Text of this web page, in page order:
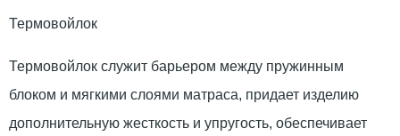
Термовойлок
Термовойлок служит барьером между пружинным
блоком и мягкими слоями матраса, придает изделию
дополнительную жесткость и упругость, обеспечивает